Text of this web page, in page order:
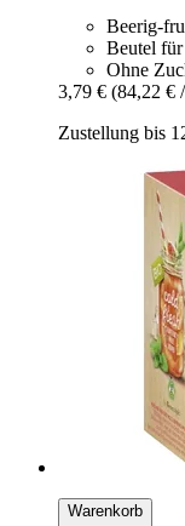
Beerig-
Beutel
Ohne
3,79 € (84,22 €
Zustellung bis
Warenkorb